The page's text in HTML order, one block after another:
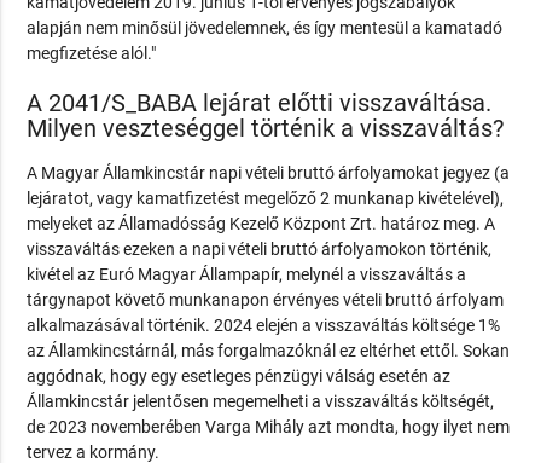
alapján nem minősül jövedelemnek, és így mentesül a kamatadó
megfizetése alól."
A 2041/S_BABA lejárat előtti visszaváltása.
Milyen veszteséggel történik a visszaváltás?
A Magyar Államkincstár napi vételi bruttó árfolyamokat jegyez (a
lejáratot, vagy kamatfizetést megelőző 2 munkanap kivételével),
melyeket az Államadósság Kezelő Központ Zrt. határoz meg. A
visszaváltás ezeken a napi vételi bruttó árfolyamokon történik,
kivétel az Euró Magyar Állampapír, melynél a visszaváltás a
tárgynapot követő munkanapon érvényes vételi bruttó árfolyam
alkalmazásával történik. 2024 elején a visszaváltás költsége 1%
az Államkincstárnál, más forgalmazóknál ez eltérhet ettől. Sokan
aggódnak, hogy egy esetleges pénzügyi válság esetén az
Államkincstár jelentősen megemelheti a visszaváltás költségét,
de 2023 novemberében Varga Mihály azt mondta, hogy ilyet nem
tervez a kormány.